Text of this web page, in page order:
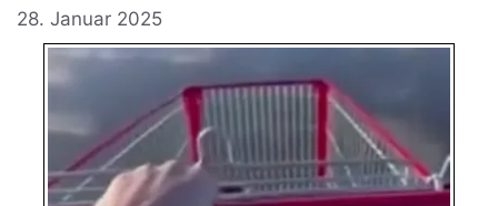
28. Januar 2025